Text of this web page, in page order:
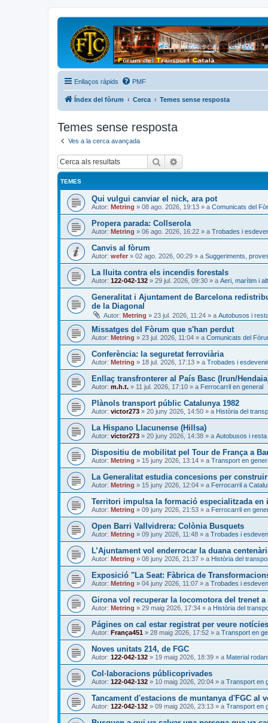
Enllaços ràpids PMF
Índex del fòrum Cerca Temes sense resposta
Temes sense resposta
Ves a la cerca avançada
Cerca
TEMES
Qui vulgui canviar el nick, ara pot
Autor: Metring » 08 ago. 2026, 19:13 » a Comunicats del
Propera parada: Collserola
Autor: Metring » 06 ago. 2026, 16:22 » a Trobades i
Canvis al fòrum
Autor: wefer » 02 ago. 2026, 00:29 » a Suggeriments,
La lluita contra els incendis forestals
Autor: 122-042-132 » 29 jul. 2026, 09:30 » a Aeri, marítim i
Generalitat i Ajuntament de Barcelona
de la Diagonal
Autor: Metring » 23 jul. 2026, 11:24 » a Autobusos i
Missatges del Fòrum que s'han perdut
Autor: Metring » 23 jul. 2026, 11:04 » a Comunicats del
Conferència: la seguretat ferroviària
Autor: Metring » 18 jul. 2026, 17:13 » a Trobades i
Enllaç transfronterer al País Basc (Irun/
Autor: m.h.t. » 11 jul. 2026, 17:10 » a Ferrocarril en general
Plànols transport públic Catalunya 1982
Autor: victor273 » 20 juny 2026, 14:50 » a Història del
La Hispano Llacunense (Hillsa)
Autor: victor273 » 20 juny 2026, 14:38 » a Autobusos i
Dispositiu de mobilitat pel Tour de França a
Autor: Metring » 15 juny 2026, 13:14 » a Transport en
La Generalitat estudia concesions per
Autor: Metring » 15 juny 2026, 12:04 » a Ferrocarril a
Territori impulsa la formació especialitzada en
Autor: Metring » 09 juny 2026, 21:53 » a Ferrocarril en
Open Barri Vallvidrera: Colònia Busquets
Autor: Metring » 09 juny 2026, 11:48 » a Trobades i
L’Ajuntament vol enderrocar la duana
Autor: Metring » 08 juny 2026, 21:37 » a Història del
Exposició "La Seat: Fàbrica de
Autor: Metring » 04 juny 2026, 11:07 » a Trobades i
Girona vol recuperar la locomotora del trenet
Autor: Metring » 29 maig 2026, 17:34 » a Història del
Págines on cal estar registrat per veure
Autor: França451 » 28 maig 2026, 17:52 » a Transport en
Noves unitats 214, de FGC
Autor: 122-042-132 » 19 maig 2026, 18:39 » a Material
Col·laboracions públicoprivades
Autor: 122-042-132 » 10 maig 2026, 20:04 » a Transport en
Tancament d'estacions de muntanya d'FGC al
Autor: 122-042-132 » 09 maig 2026, 23:13 » a Transport en